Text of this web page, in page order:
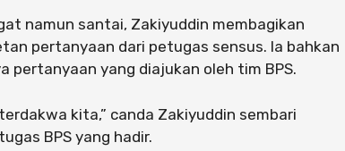
namun santai, Zakiyuddin membagikan
pertanyaan dari petugas sensus. Ia bahkan
pertanyaan yang diajukan oleh tim BPS.
kita,” canda Zakiyuddin sembari
BPS yang hadir.